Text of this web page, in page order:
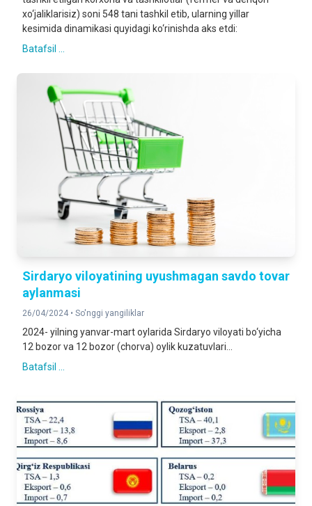
xo‘jaliklarisiz) soni 548 tani tashkil etib, ularning yillar
kesimida dinamikasi quyidagi ko‘rinishda aks etdi:
Batafsil ...
Sirdaryo viloyatining uyushmagan savdo tovar
aylanmasi
26/04/2024 • So'nggi yangiliklar
2024- yilning yanvar-mart oylarida Sirdaryo viloyati bo‘yicha
12 bozor va 12 bozor (chorva) oylik kuzatuvlari...
Batafsil ...